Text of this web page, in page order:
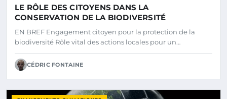
LE RÔLE DES CITOYENS DANS LA
CONSERVATION DE LA BIODIVERSITÉ
EN BREF Engagement citoyen pour la protection de la
biodiversité Rôle vital des actions locales pour un…
CÉDRIC FONTAINE